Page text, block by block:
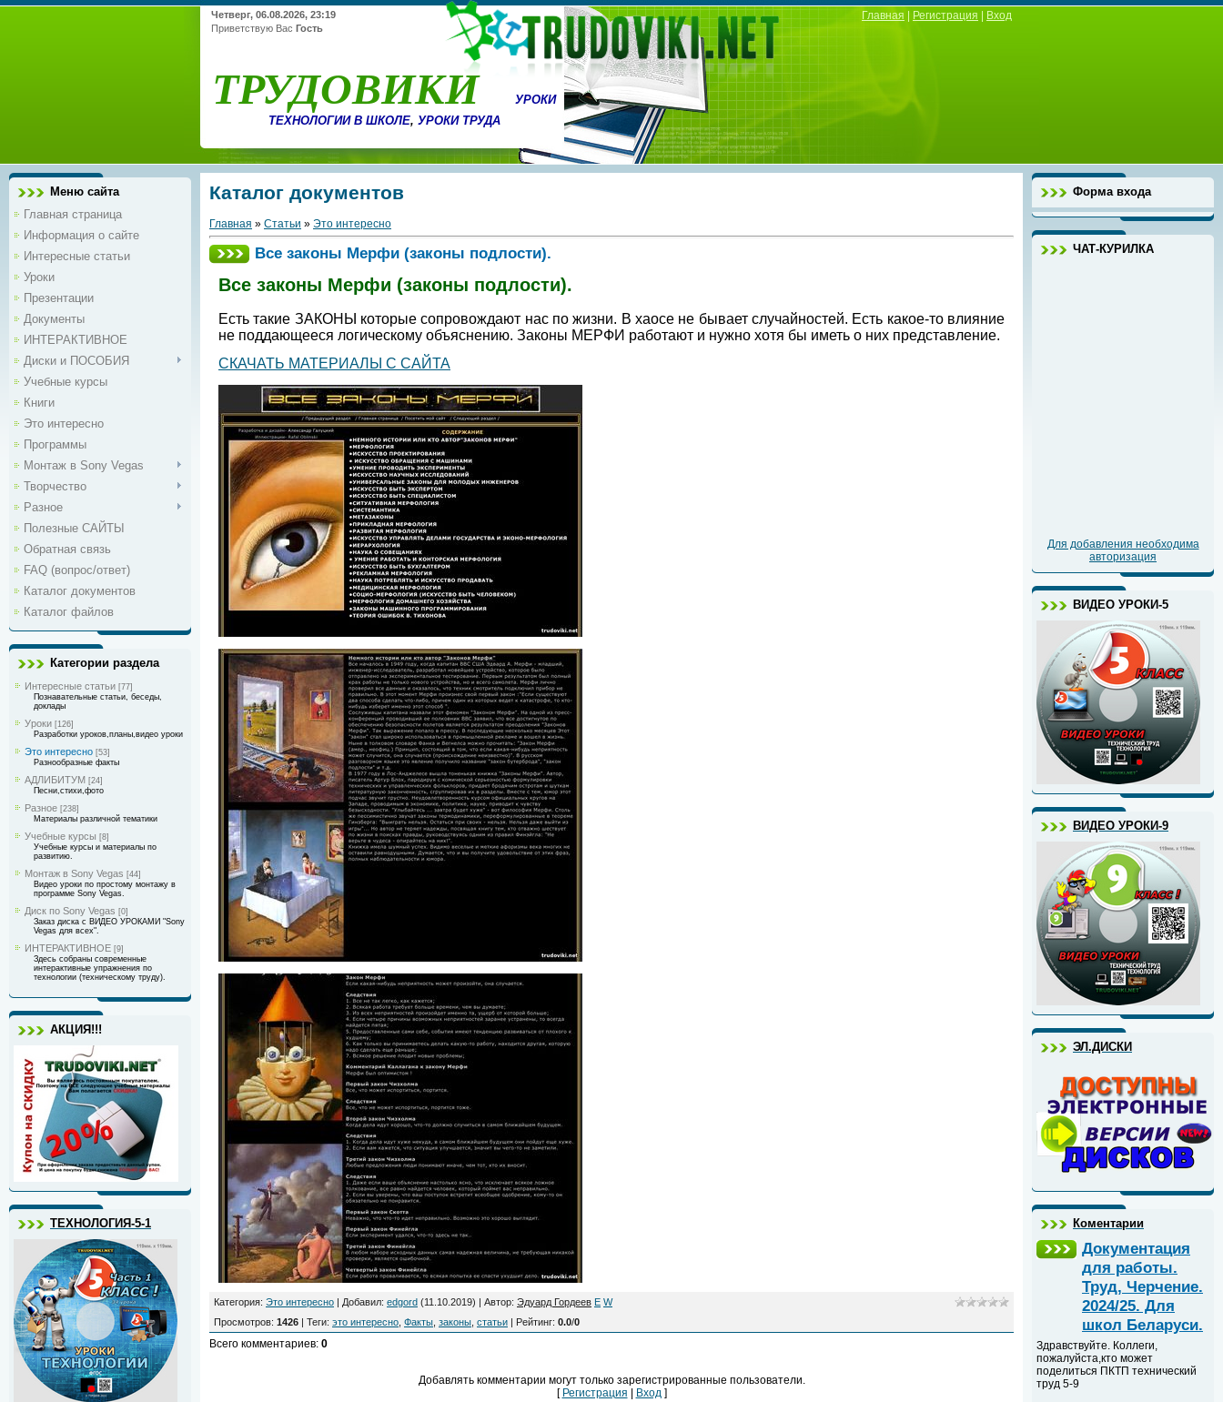
Четверг, 06.08.2026, 23:19
Приветствую Вас Гость
ТРУДОВИКИ
УРОКИ
ТЕХНОЛОГИИ В ШКОЛЕ, УРОКИ ТРУДА
Главная Регистрация Вход
Меню сайта
Главная страница
Информация о сайте
Интересные статьи
Уроки
Презентации
Документы
ИНТЕРАКТИВНОЕ
Диски и ПОСОБИЯ
Учебные курсы
Книги
Это интересно
Программы
Монтаж в Sony Vegas
Творчество
Разное
Полезные САЙТЫ
Обратная связь
FAQ (вопрос/ответ)
Каталог документов
Каталог файлов
Категории раздела
Интересные статьи [77]
Познавательные статьи, беседы,
доклады
Уроки [126]
Разработки уроков,планы,видео уроки
Это интересно [53]
Разнообразные факты
АДЛИБИТУМ [24]
Песни,стихи,фото
Разное [238]
Материалы различной тематики
Учебные курсы [8]
Учебные курсы и материалы по
развитию.
Монтаж в Sony Vegas [44]
Видео уроки по простому монтажу в
программе Sony Vegas.
Диск по Sony Vegas [0]
Заказ диска с ВИДЕО УРОКАМИ "Sony
Vegas для всех".
ИНТЕРАКТИВНОЕ [9]
Здесь собраны современные
интерактивные упражнения по
технологии (техническому труду).
АКЦИЯ!!!
ТЕХНОЛОГИЯ-5-1
Каталог документов
Главная » Статьи » Это интересно
Все законы Мерфи (законы подлости).
Все законы Мерфи (законы подлости).
Есть такие ЗАКОНЫ которые сопровождают нас по жизни. В хаосе не бывает случайностей. Есть какое-то влияние
не поддающееся логическому объяснению. Законы МЕРФИ работают и нужно хотя бы иметь о них представление.
СКАЧАТЬ МАТЕРИАЛЫ С САЙТА
Категория: Это интересно Добавил: edgord (11.10.2019) | Автор: Эдуард Гордеев E W
Просмотров: 1426 Теги: это интересно Факты законы статьи Рейтинг: 0.0/0
Всего комментариев: 0
Добавлять комментарии могут только зарегистрированные пользователи.
[ Регистрация Вход]
Форма входа
ЧАТ-КУРИЛКА
Для добавления необходима
авторизация
ВИДЕО УРОКИ-5
ВИДЕО УРОКИ-9
ЭЛ.ДИСКИ
Коментарии
Документация
для работы.
Труд, Черчение.
2024/25. Для
школ Беларуси.
Здравствуйте. Коллеги,
пожалуйста,кто может
поделиться ПКТП технический
труд 5-9